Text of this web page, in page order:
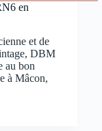
en
et de
DBM
au bon
à Mâcon,